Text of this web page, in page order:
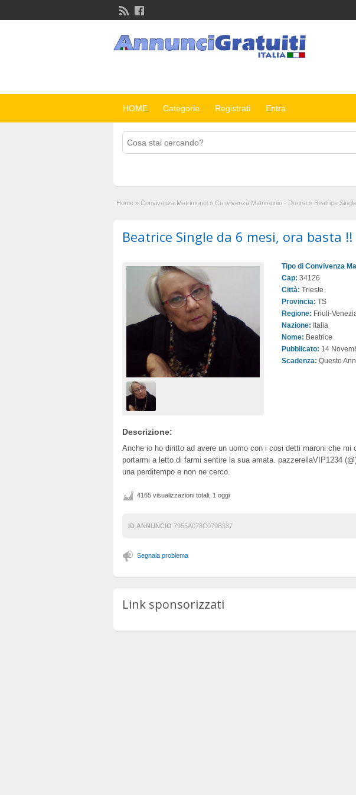
HOME Categorie Registrati Entra
Home » Convivenza Matrimonio » Convivenza Matrimonio - Donna » Beatrice
Beatrice Single da 6 mesi, ora basta !!
Tipo di Convivenza
Cap: 34126
Città: Trieste
Provincia: TS
Regione: Friuli-
Nazione: Italia
Nome: Beatrice
Pubblicato: 14
Scadenza: Questo
Descrizione:
Anche io ho diritto ad avere un uomo con i cosi detti maroni che mi
portarmi a letto di farmi sentire la sua amata. pazzerellaVIP1234
una perditempo e non ne cerco.
4165 visualizzazioni totali, 1 oggi
ID ANNUNCIO 7955A078C079B337
Segnala problema
Link sponsorizzati